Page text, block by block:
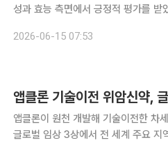
성과 효능 측면에서 긍정적 평가를 받았다. 앱클론은 글로벌 파트너사 헨리우스가 13일
는 HLX22 글로벌 임상 3상
2026-06-15 07:53
앱클론 기술이전 위암신약,
앱클론이 원천 개발해 기술이전한 차
글로벌 임상 3상에서 전 세계 주요 지